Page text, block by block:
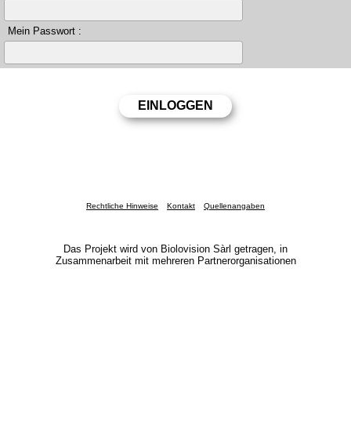
Mein Passwort :
Rechtliche Hinweise Kontakt Quellenangaben
Das Projekt wird von Biolovision Sàrl getragen, in
Zusammenarbeit mit mehreren Partnerorganisationen